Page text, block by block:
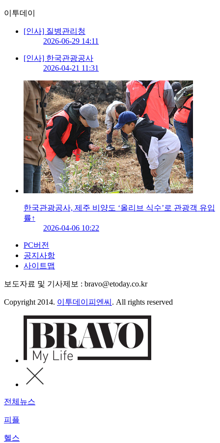
이투데이
[인사] 질병관리청
2026-06-29 14:11
[인사] 한국관광공사
2026-04-21 11:31
한국관광공사, 제주 비양도 ‘올리브 식수’로 관광객 유입
률↑
2026-04-06 10:22
PC버전
공지사항
사이트맵
보도자료 및 기사제보 : bravo@etoday.co.kr
Copyright 2014. 이투데이피엔씨 . All rights reserved
전체뉴스
피플
헬스